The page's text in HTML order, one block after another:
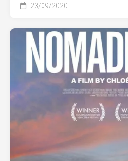
23/09/2020